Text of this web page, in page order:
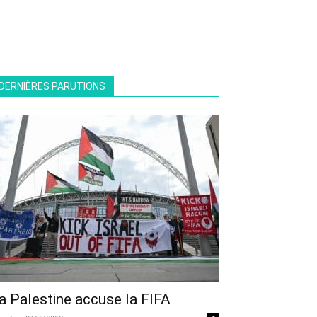
PARUTIONS
Palestine accuse la FIFA